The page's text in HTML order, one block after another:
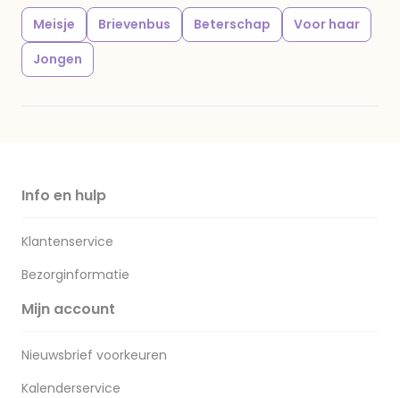
Meisje Brievenbus Beterschap
Voor haar
Jongen
Info en hulp
Klantenservice
Bezorginformatie
Mijn account
Nieuwsbrief voorkeuren
Kalenderservice